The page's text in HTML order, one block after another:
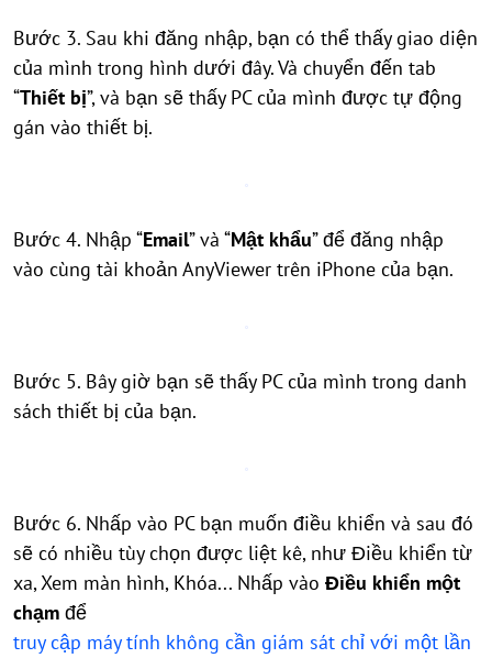
Bước 3. Sau khi đăng nhập, bạn có thể thấy giao diện
của mình trong hình dưới đây. Và chuyển đến tab
“Thiết bị”, và bạn sẽ thấy PC của mình được tự động
gán vào thiết bị.
Bước 4. Nhập “Email” và “Mật khẩu” để đăng nhập
vào cùng tài khoản AnyViewer trên iPhone của bạn.
Bước 5. Bây giờ bạn sẽ thấy PC của mình trong danh
sách thiết bị của bạn.
Bước 6. Nhấp vào PC bạn muốn điều khiển và sau đó
sẽ có nhiều tùy chọn được liệt kê, như Điều khiển từ
xa, Xem màn hình, Khóa... Nhấp vào Điều khiển một
chạm để
truy cập máy tính không cần giám sát chỉ với một lần